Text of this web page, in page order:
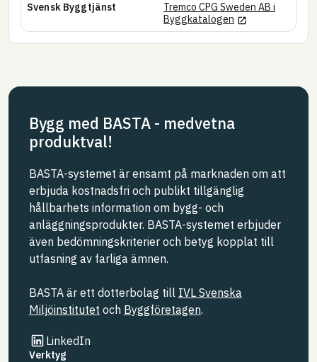
Svensk Byggtjänst
Tremco CPG Sweden AB i
Byggkatalogen Länk till annan
Bygg med BASTA - medvetna
produktval!
BASTA-systemet är ensamt på marknaden om att
erbjuda kostnadsfri och publikt tillgänglig
hållbarhets information om bygg- och
anläggningsprodukter. BASTA-systemet erbjuder
även bedömningskriterier och betyg kopplat till
utfasning av farliga ämnen.
BASTA är ett dotterbolag till IVL Svenska
Miljöinstitutet och Byggföretagen.
LinkedIn
Länk till annan webbplats
Verktyg